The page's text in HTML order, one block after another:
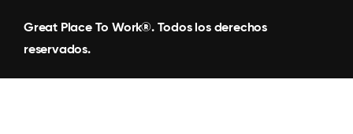
Great Place To Work®. Todos los derechos
reservados.